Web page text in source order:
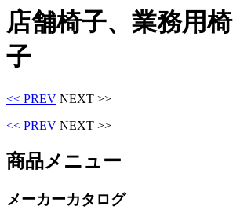
店舗椅子、業務用椅
子
<< PREV NEXT >>
<< PREV NEXT >>
商品メニュー
メーカーカタログ